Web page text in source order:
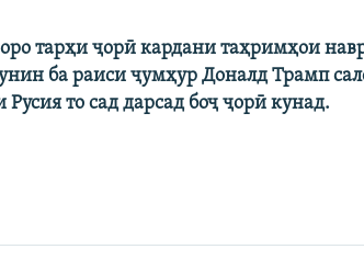
тарҳи ҷорӣ кардани таҳримҳои
ба раиси ҷумҳур Доналд Трамп
то сад дарсад боҷ ҷорӣ кунад.